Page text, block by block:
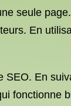
seule
En
SEO. En
fonctionne